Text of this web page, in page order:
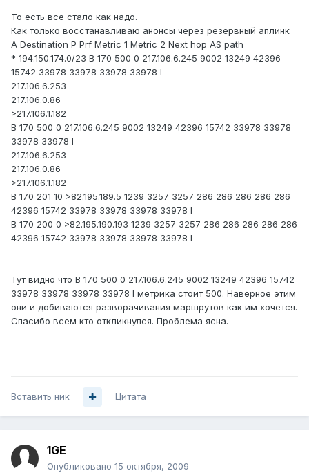
То есть все стало как надо.
Как только восстанавливаю анонсы через резервный аплинк
A Destination P Prf Metric 1 Metric 2 Next hop AS path
* 194.150.174.0/23 B 170 500 0 217.106.6.245 9002 13249 42396
15742 33978 33978 33978 33978 I
217.106.6.253
217.106.0.86
>217.106.1.182
B 170 500 0 217.106.6.245 9002 13249 42396 15742 33978 33978
33978 33978 I
217.106.6.253
217.106.0.86
>217.106.1.182
B 170 201 10 >82.195.189.5 1239 3257 3257 286 286 286 286 286
42396 15742 33978 33978 33978 33978 I
B 170 200 0 >82.195.190.193 1239 3257 3257 286 286 286 286 286
42396 15742 33978 33978 33978 33978 I
Тут видно что B 170 500 0 217.106.6.245 9002 13249 42396 15742
33978 33978 33978 33978 I метрика стоит 500. Наверное этим
они и добиваются разворачивания маршрутов как им хочется.
Спасибо всем кто откликнулся. Проблема ясна.
Вставить ник Цитата
1GE
Опубликовано 15 октября, 2009